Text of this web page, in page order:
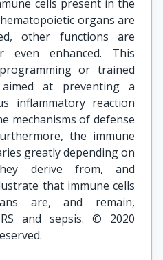
cells present in the
organs are
other functions are
even enhanced. This
or trained
at preventing a
inflammatory reaction
mechanisms of defense
the immune
greatly depending on
derive from, and
that immune cells
are, and remain,
and sepsis. © 2020